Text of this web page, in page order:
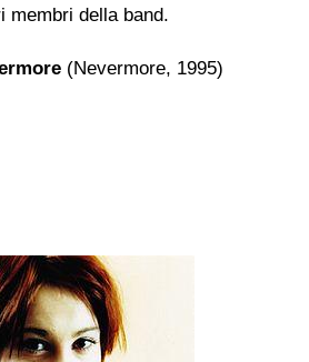
membri della band.
(Nevermore, 1995)